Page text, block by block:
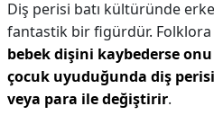
Diş perisi batı kültüründe
fantastik bir figürdür.
bebek dişini kaybederse onu
çocuk uyuduğunda diş
veya para ile değiştirir.